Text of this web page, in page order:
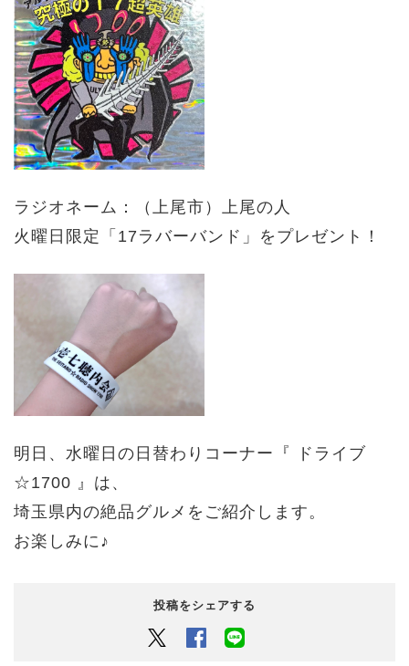
ラジオネーム：（上尾市）上尾の人
火曜日限定「17ラバーバンド」をプレゼント！
明日、水曜日の日替わりコーナー『 ドライブ
☆1700 』は、
埼玉県内の絶品グルメをご紹介します。
お楽しみに♪
投稿をシェアする
Twitter Facebook